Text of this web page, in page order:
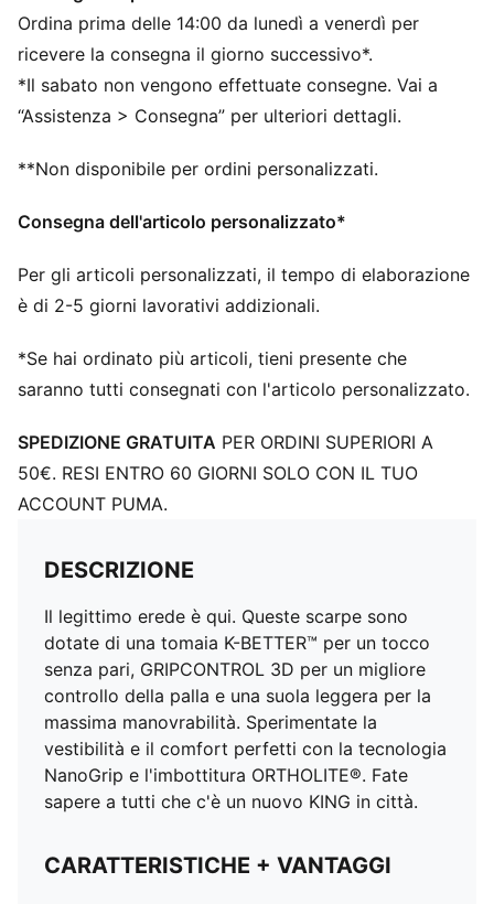
DETTAGLI
Suola leggera con contrafforte esterno, inserto di
supporto e tacchetti conici per la massima
manovrabilità
La struttura slip-on in maglia con collo basso assicura
una calzata comoda
Vestibilità regolare
Chiusura: lacci
La soletta interna leggera e rimovibile con tecnologia
NanoGrip impedisce al piede di scivolare all’interno
della scarpa
FG/AG: adatte a superfici naturali dure e terreni in
Ordina prima delle 14:00 da lunedì a venerdì per
ricevere la consegna il giorno successivo*.
*Il sabato non vengono effettuate consegne. Vai a
“Assistenza > Consegna” per ulteriori dettagli.
**Non disponibile per ordini personalizzati.
Consegna dell'articolo personalizzato*
Per gli articoli personalizzati, il tempo di elaborazione
è di 2-5 giorni lavorativi addizionali.
*Se hai ordinato più articoli, tieni presente che
saranno tutti consegnati con l'articolo personalizzato.
SPEDIZIONE GRATUITA PER ORDINI SUPERIORI A
50€. RESI ENTRO 60 GIORNI SOLO CON IL TUO
ACCOUNT PUMA.
DESCRIZIONE
Il legittimo erede è qui. Queste scarpe sono
dotate di una tomaia K-BETTER™ per un tocco
senza pari, GRIPCONTROL 3D per un migliore
controllo della palla e una suola leggera per la
massima manovrabilità. Sperimentate la
vestibilità e il comfort perfetti con la tecnologia
NanoGrip e l'imbottitura ORTHOLITE®. Fate
sapere a tutti che c'è un nuovo KING in città.
CARATTERISTICHE + VANTAGGI